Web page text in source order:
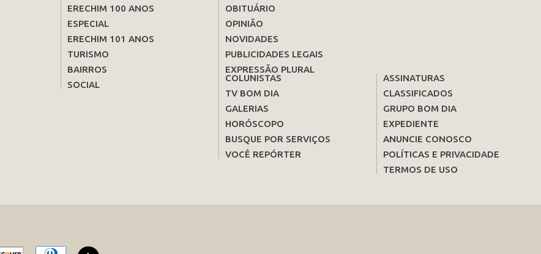
ERECHIM 100 ANOS
ESPECIAL
ERECHIM 101 ANOS
TURISMO
BAIRROS
SOCIAL
OBITUÁRIO
OPINIÃO
NOVIDADES
PUBLICIDADES LEGAIS
EXPRESSÃO PLURAL
COLUNISTAS
TV BOM DIA
GALERIAS
HORÓSCOPO
BUSQUE POR SERVIÇOS
VOCÊ REPÓRTER
ASSINATURAS
CLASSIFICADOS
GRUPO BOM DIA
EXPEDIENTE
ANUNCIE CONOSCO
POLÍTICAS E PRIVACIDADE
TERMOS DE USO